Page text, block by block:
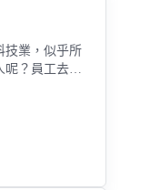
技業，似乎所
？員工去哪